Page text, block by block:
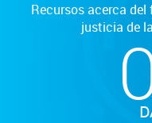
Recursos acerca
justicia de